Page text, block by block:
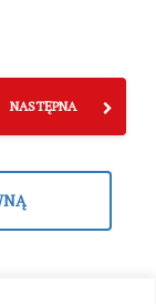
NASTĘPNA